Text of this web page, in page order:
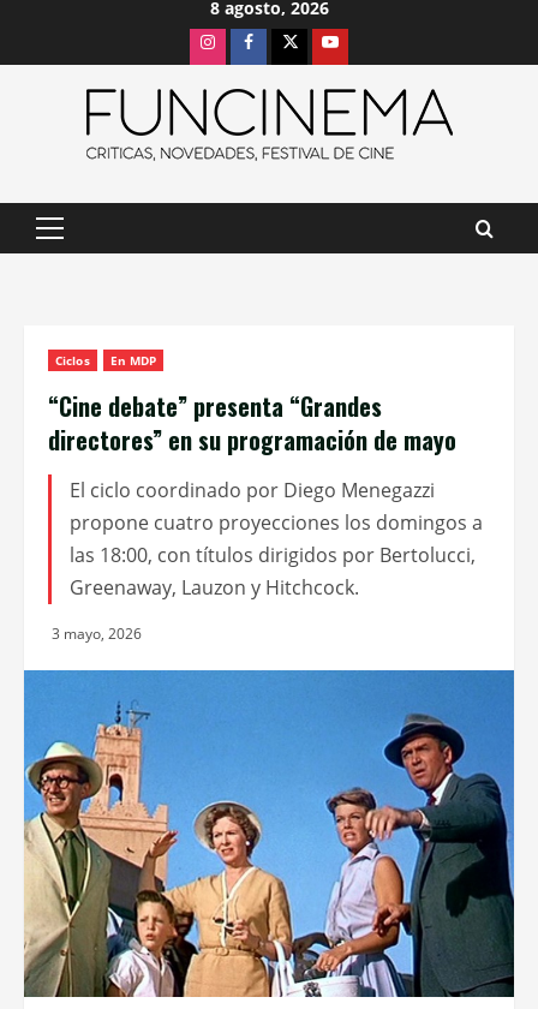
8 agosto, 2026
InstagramFacebook
X Youtube
Menú
Ciclos En MDP
“Cine debate” presenta “Grandes
directores” en su programación de mayo
El ciclo coordinado por Diego Menegazzi
propone cuatro proyecciones los domingos a
las 18:00, con títulos dirigidos por Bertolucci,
Greenaway, Lauzon y Hitchcock.
3 mayo, 2026